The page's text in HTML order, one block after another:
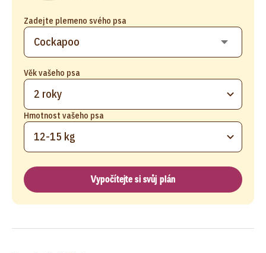
Zadejte plemeno svého psa
Věk vašeho psa
2 roky
Hmotnost vašeho psa
12-15 kg
Vypočítejte si svůj plán